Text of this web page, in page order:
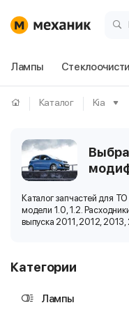
Лампы
Каталог Kia
Каталог запчастей для ТО
модели 1.0, 1.2.
выпуска 2011, 2012, 2013,
Категории
Лампы